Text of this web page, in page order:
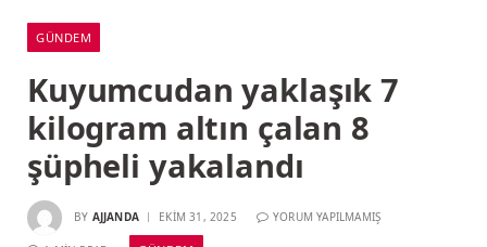
GÜNDEM
Kuyumcudan yaklaşık 7
kilogram altın çalan 8
şüpheli yakalandı
BY AJJANDA EKIM 31, 2025 YORUM YAPILMAMIŞ